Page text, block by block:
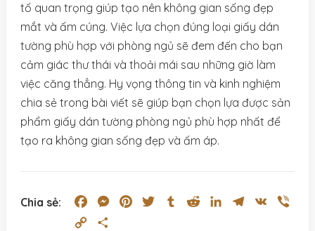
tố quan trọng giúp tạo nên không gian sống đẹp
mắt và ấm cúng. Việc lựa chọn đúng loại giấy dán
tường phù hợp với phòng ngủ sẽ đem đến cho bạn
cảm giác thư thái và thoải mái sau những giờ làm
việc căng thẳng. Hy vọng thông tin và kinh nghiệm
chia sẻ trong bài viết sẽ giúp bạn chọn lựa được sản
phẩm giấy dán tường phòng ngủ phù hợp nhất để
tạo ra không gian sống đẹp và ấm áp.
Chia sẻ: FacebookMessenger
PinterestTwitterTumblrRedditLinkedInTelegram
VK
Copy